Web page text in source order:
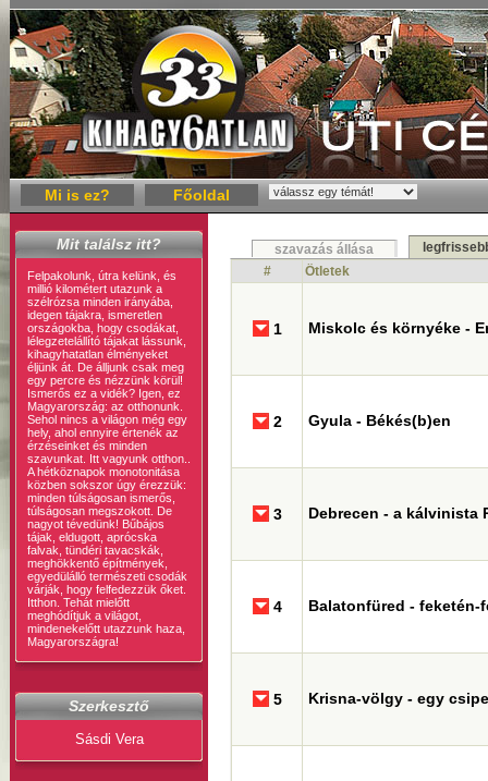
Mi is ez? Főoldal
Mit találsz itt?
Felpakolunk, útra kelünk, és
millió kilométert utazunk a
szélrózsa minden irányába,
idegen tájakra, ismeretlen
országokba, hogy csodákat,
lélegzetelállító tájakat lássunk,
kihagyhatatlan élményeket
éljünk át. De álljunk csak meg
egy percre és nézzünk körül!
Ismerős ez a vidék? Igen, ez
Magyarország: az otthonunk.
Sehol nincs a világon még egy
hely, ahol ennyire értenék az
érzéseinket és minden
szavunkat. Itt vagyunk otthon..
A hétköznapok monotonitása
közben sokszor úgy érezzük:
minden túlságosan ismerős,
túlságosan megszokott. De
nagyot tévedünk! Bűbájos
tájak, eldugott, aprócska
falvak, tündéri tavacskák,
meghökkentő építmények,
egyedülálló természeti csodák
várják, hogy felfedezzük őket.
Itthon. Tehát mielőtt
meghódítjuk a világot,
mindenekelőtt utazzunk haza,
Magyarországra!
Szerkesztő
Sásdi Vera
szavazás állása
#
Ötletek
1 Miskolc és környéke -
2 Gyula - Békés(b)en
3 Debrecen - a kálvinista
4 Balatonfüred - feketén-
5 Krisna-völgy - egy